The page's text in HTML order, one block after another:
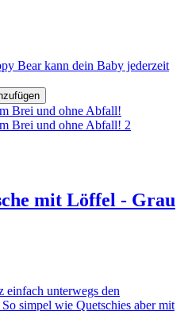
Bear kann dein Baby jederzeit
mit Löffel - Grau
einfach unterwegs den
simpel wie Quetschies aber mit